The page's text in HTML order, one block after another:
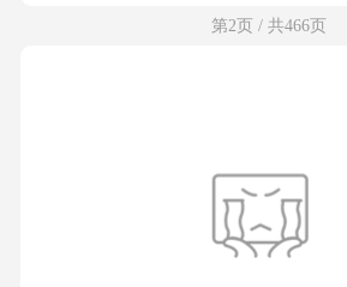
第2页 / 共466页